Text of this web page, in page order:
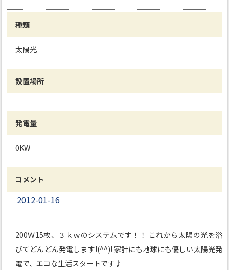
種類
太陽光
設置場所
発電量
0KW
コメント
2012-01-16
200Ｗ15枚、３ｋｗのシステムです！！ これから太陽の光を浴
びてどんどん発電します!(^^)! 家計にも地球にも優しい太陽光発
電で、エコな生活スタートです♪